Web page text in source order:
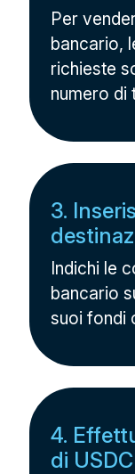
Per
bancario,
richieste
numero di
3.
Indichi le
bancario
suoi fondi
4.
di USDC